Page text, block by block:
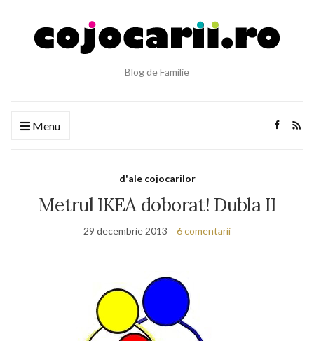
Blog de Familie
Menu
d'ale cojocarilor
Metrul IKEA doborat! Dubla II
29 decembrie 2013 6 comentarii